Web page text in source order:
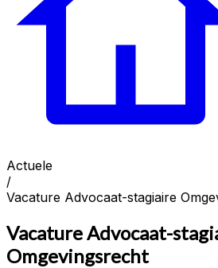
Actuele
/
Vacature Advocaat-stagiaire
Vacature Advocaat-
Omgevingsrecht